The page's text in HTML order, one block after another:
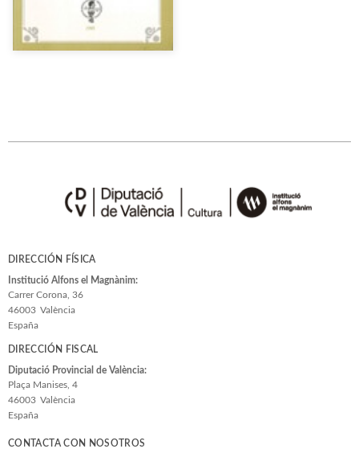
DIRECCIÓN FÍSICA
Institució Alfons el Magnànim:
Carrer Corona, 36
46003 València
España
DIRECCIÓN FISCAL
Diputació Provincial de València:
Plaça Manises, 4
46003 València
España
CONTACTA CON NOSOTROS